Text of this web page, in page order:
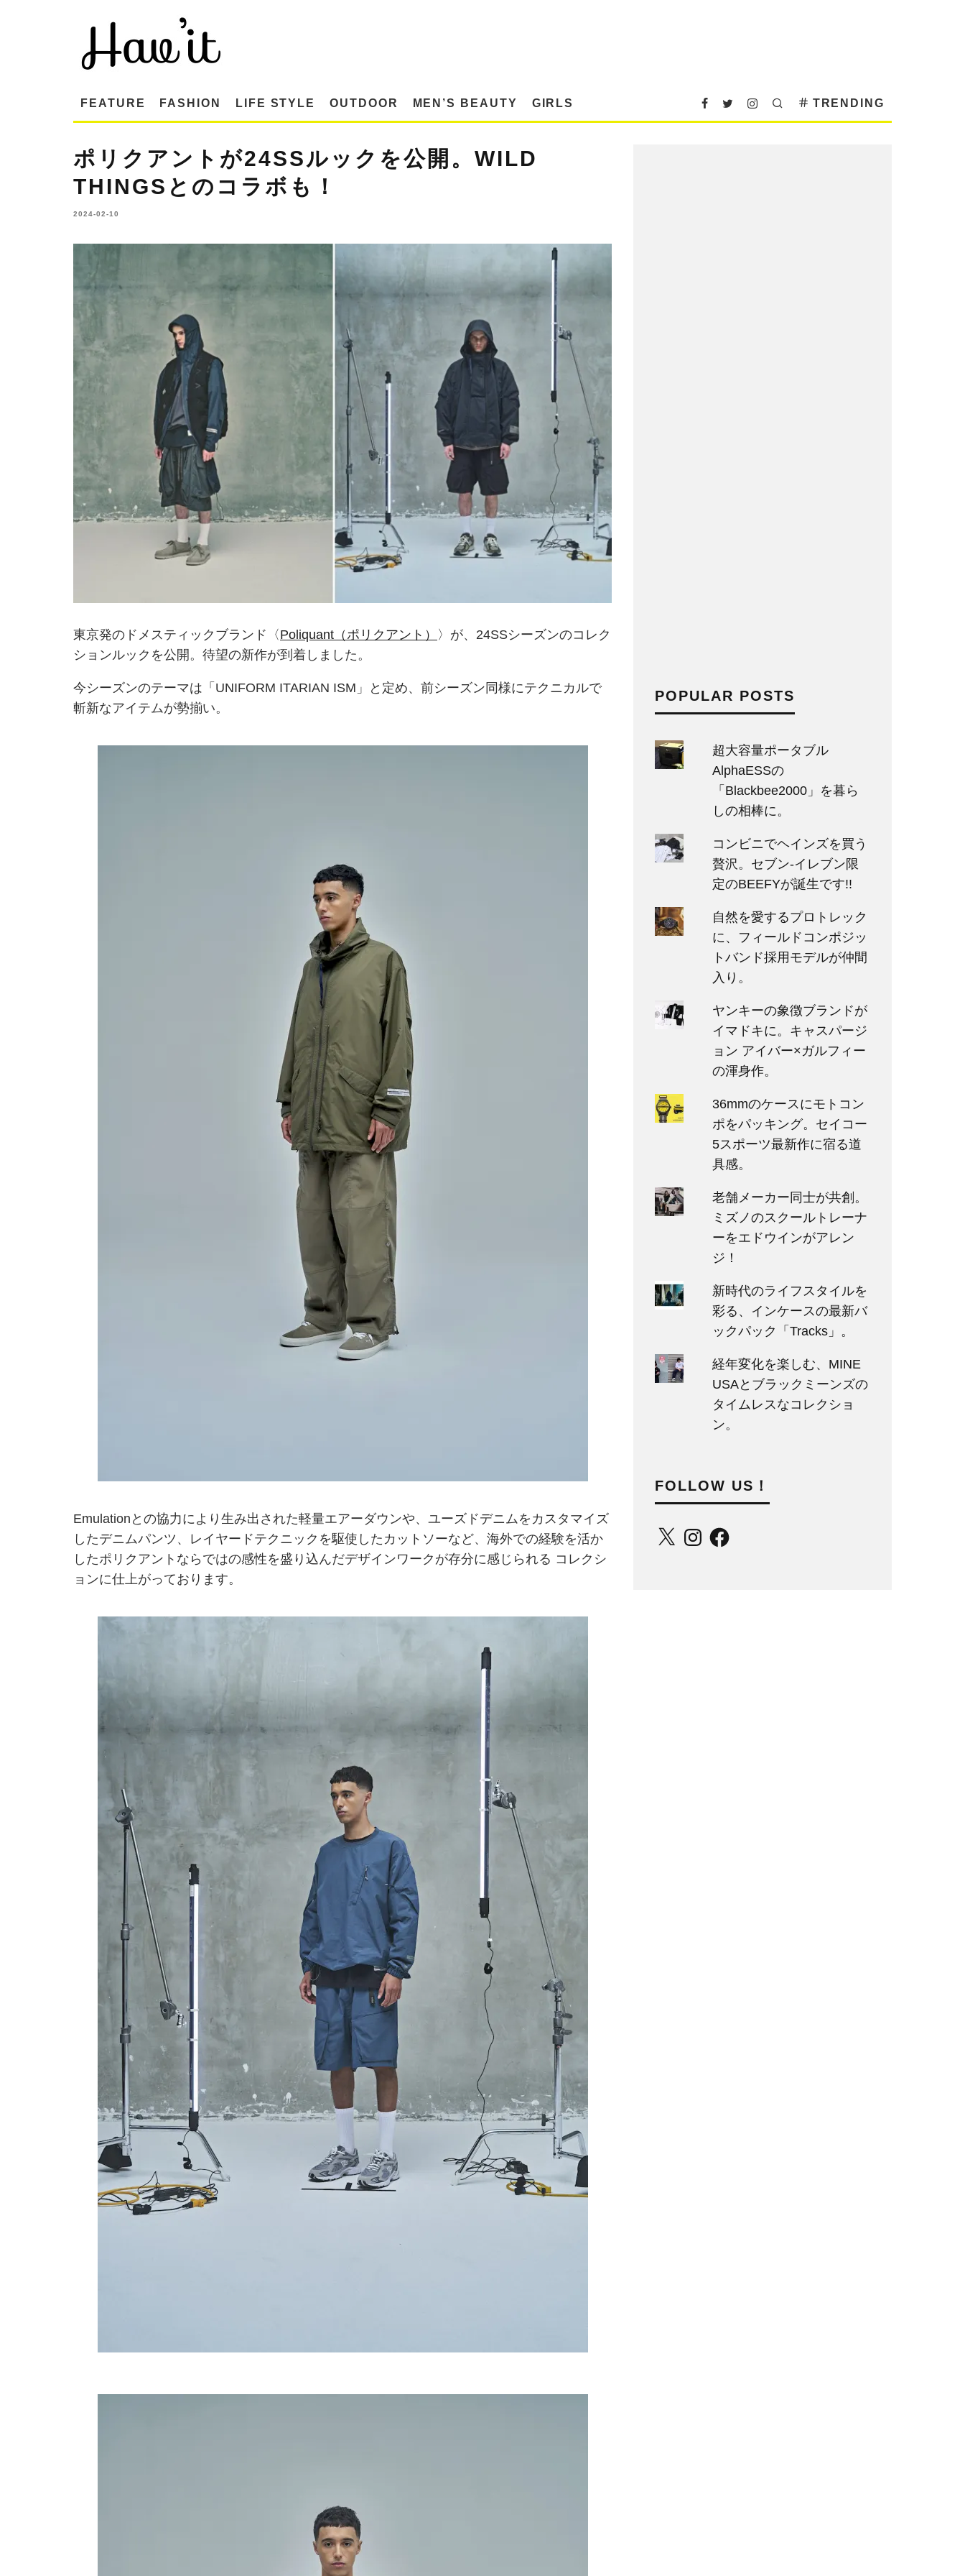
FEATURE FASHION LIFE STYLE OUTDOOR MEN’S BEAUTY GIRLS TRENDING
ポリクアントが24SSルックを公開。WILD
THINGSとのコラボも！
2024-02-10
東京発のドメスティックブランド〈Poliquant（ポリクアント） 〉が、24SSシーズンのコレク
ションルックを公開。待望の新作が到着しました。
今シーズンのテーマは「UNIFORM ITARIAN ISM」と定め、前シーズン同様にテクニカルで
斬新なアイテムが勢揃い。
Emulationとの協力により生み出された軽量エアーダウンや、ユーズドデニムをカスタマイズ
したデニムパンツ、レイヤードテクニックを駆使したカットソーなど、海外での経験を活か
したポリクアントならではの感性を盛り込んだデザインワークが存分に感じられる コレクシ
ョンに仕上がっております。
POPULAR POSTS
超大容量ポータブル
AlphaESSの
「Blackbee2000」を暮ら
しの相棒に。
コンビニでヘインズを買う
贅沢。セブン‐イレブン限
定のBEEFYが誕生です!!
自然を愛するプロトレック
に、フィールドコンポジッ
トバンド採用モデルが仲間
入り。
ヤンキーの象徴ブランドが
イマドキに。キャスパージ
ョン アイバー×ガルフィー
の渾身作。
36mmのケースにモトコン
ポをパッキング。セイコー
5スポーツ最新作に宿る道
具感。
老舗メーカー同士が共創。
ミズノのスクールトレーナ
ーをエドウインがアレン
ジ！
新時代のライフスタイルを
彩る、インケースの最新バ
ックパック「Tracks」。
経年変化を楽しむ、MINE
USAとブラックミーンズの
タイムレスなコレクショ
ン。
FOLLOW US！
X InstagramFacebook